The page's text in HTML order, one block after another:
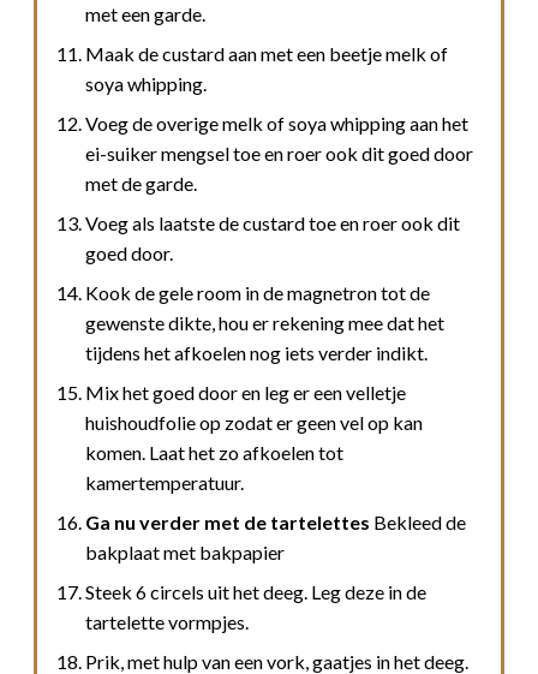
met een garde.
Maak de custard aan met een beetje melk of
soya whipping.
Voeg de overige melk of soya whipping aan het
ei-suiker mengsel toe en roer ook dit goed door
met de garde.
Voeg als laatste de custard toe en roer ook dit
goed door.
Kook de gele room in de magnetron tot de
gewenste dikte, hou er rekening mee dat het
tijdens het afkoelen nog iets verder indikt.
Mix het goed door en leg er een velletje
huishoudfolie op zodat er geen vel op kan
komen. Laat het zo afkoelen tot
kamertemperatuur.
Ga nu verder met de tartelettes Bekleed de
bakplaat met bakpapier
Steek 6 circels uit het deeg. Leg deze in de
tartelette vormpjes.
Prik, met hulp van een vork, gaatjes in het deeg.